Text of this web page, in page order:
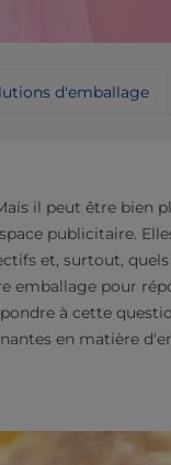
d'emballage
il peut être bien
publicitaire.
et, surtout,
emballage pour
à cette
en matière